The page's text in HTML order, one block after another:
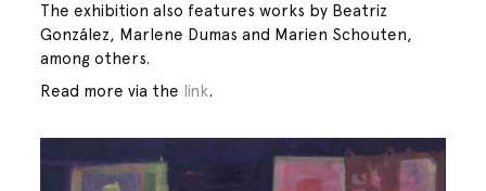
The exhibition also features works by Beatriz
González, Marlene Dumas and Marien Schouten,
among others.
Read more via the link.